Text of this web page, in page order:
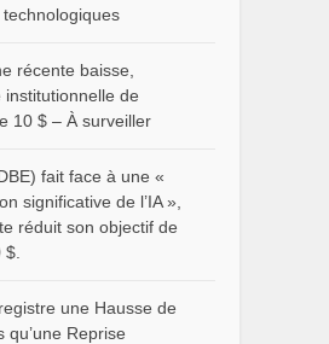
récente baisse,
institutionnelle de
10 $ – À surveiller
fait face à une «
significative de l’IA »,
réduit son objectif de
une Hausse de
qu’une Reprise